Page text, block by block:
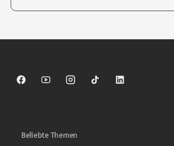
Sparkasse auf Facebook
Sparkasse auf Youtube
Sparkasse auf Instagram
Sparkasse auf TikTok
Sparkasse auf
Beliebte Themen